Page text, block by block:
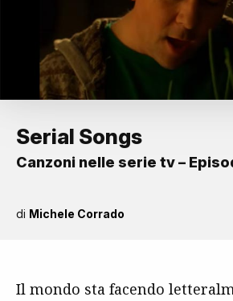
Serial Songs
Canzoni nelle serie tv –
di Michele Corrado
Il mondo sta facendo